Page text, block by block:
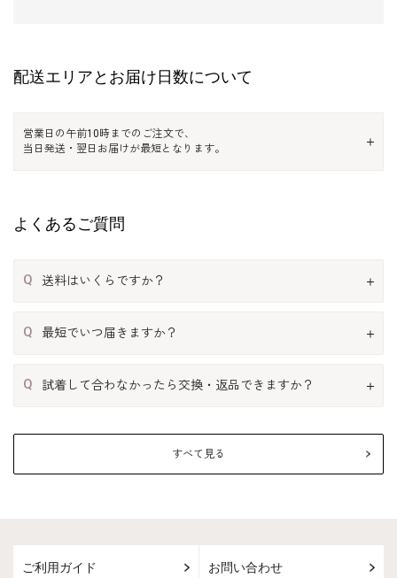
配送エリアとお届け日数について
営業日の午前10時までのご注文で、
当日発送・翌日お届けが最短となります。
よくあるご質問
Q 送料はいくらですか？
Q 最短でいつ届きますか？
Q 試着して合わなかったら交換・返品できますか？
すべて見る
ご利用ガイド お問い合わせ